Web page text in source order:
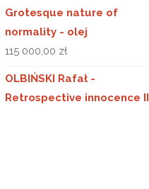
Grotesque nature of
normality - olej
115 000,00 zł
OLBIŃSKI Rafał -
Retrospective innocence II